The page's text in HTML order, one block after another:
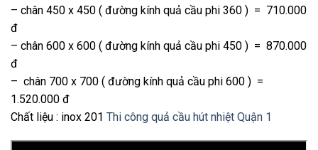
– chân 450 x 450 ( đường kính quả cầu phi 360 ) = 710.000
đ
– chân 600 x 600 ( đường kính quả cầu phi 450 ) = 870.000
đ
– chân 700 x 700 ( đường kính quả cầu phi 600 ) =
1.520.000 đ
Chất liệu : inox 201 Thi công quả cầu hút nhiệt Quận 1